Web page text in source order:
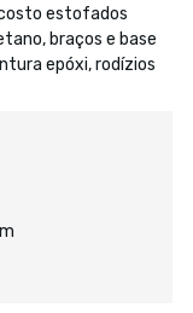
estofados
braços e base
epóxi, rodízios